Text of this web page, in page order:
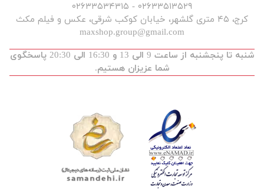
۰۲۶۳۳۵۱۳۵۲۹ - ۰۲۶۳۳۵۳۴۳۱۵
کرج، ۴۵ متری گلشهر، خیابان کوکب شرقی، عکس و فیلم مکث
maxshop.group@gmail.com
شنبه تا پنجشنبه از ساعت 9 الی 13 و 16:30 الی 20:30 پاسخگوی
شما عزیزان هستیم.